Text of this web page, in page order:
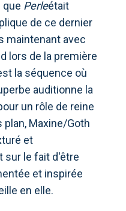
que Perleétait
de ce dernier
maintenant avec
lors de la première
la séquence où
auditionne la
un rôle de reine
plan, Maxine/Goth
et
sur le fait d'être
et inspirée
en elle.